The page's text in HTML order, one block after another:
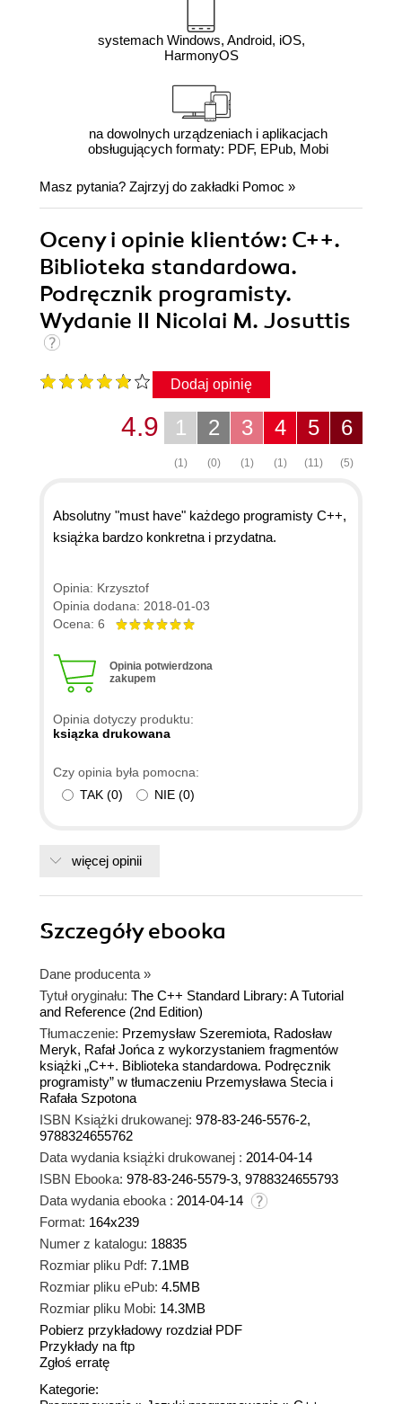
systemach Windows, Android, iOS,
HarmonyOS
na dowolnych urządzeniach i aplikacjach
obsługujących formaty: PDF, EPub, Mobi
Masz pytania? Zajrzyj do zakładki Pomoc »
Oceny i opinie klientów: C++.
Biblioteka standardowa.
Podręcznik programisty.
Wydanie II Nicolai M. Josuttis
Dodaj opinię
6
(5)
5
(11)
4
(1)
3
(1)
2
(0)
1
(1)
4.9
Absolutny "must have" każdego programisty C++,
książka bardzo konkretna i przydatna.
Opinia: Krzysztof
Opinia dodana: 2018-01-03
Ocena: 6
Opinia potwierdzona
zakupem
Opinia dotyczy produktu:
ksiązka drukowana
Czy opinia była pomocna:
TAK (0) NIE (0)
więcej opinii
Szczegółyebooka
Dane producenta »
Tytuł oryginału: The C++ Standard Library: A Tutorial
and Reference (2nd Edition)
Tłumaczenie: Przemysław Szeremiota, Radosław
Meryk, Rafał Jońca z wykorzystaniem fragmentów
książki „C++. Biblioteka standardowa. Podręcznik
programisty” w tłumaczeniu Przemysława Stecia i
Rafała Szpotona
ISBN Książki drukowanej: 978-83-246-5576-2,
9788324655762
Data wydania książki drukowanej : 2014-04-14
ISBN Ebooka: 978-83-246-5579-3, 9788324655793
Data wydania ebooka : 2014-04-14
Format: 164x239
Numer z katalogu: 18835
Rozmiar pliku Pdf: 7.1MB
Rozmiar pliku ePub: 4.5MB
Rozmiar pliku Mobi: 14.3MB
Pobierz przykładowy rozdział PDF
Przykłady na ftp
Zgłoś erratę
Kategorie: